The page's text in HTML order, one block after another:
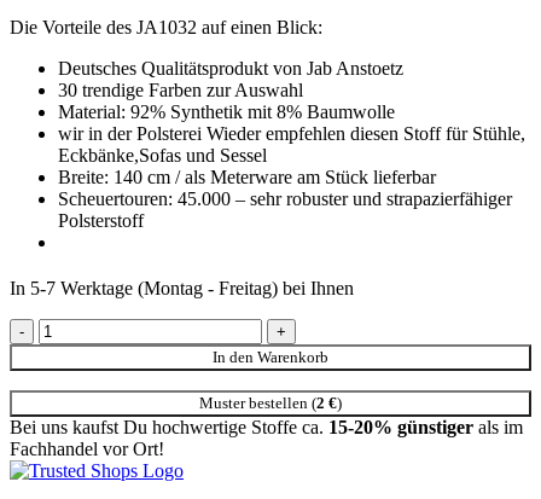
Die Vorteile des JA1032 auf einen Blick:
Deutsches Qualitätsprodukt von Jab Anstoetz
30 trendige Farben zur Auswahl
Material: 92% Synthetik mit 8% Baumwolle
wir in der Polsterei Wieder empfehlen diesen Stoff für Stühle,
Eckbänke,Sofas und Sessel
Breite: 140 cm / als Meterware am Stück lieferbar
Scheuertouren: 45.000 – sehr robuster und strapazierfähiger
Polsterstoff
In 5-7 Werktage (Montag - Freitag) bei Ihnen
JA1032-030 Louie Jab Anstoetz Möbelstoffe grob meliert mit
Fleckschutz grün MengeIn den Warenkorb
Muster bestellen (2 €)
Bei uns kaufst Du hochwertige Stoffe ca. 15-20% günstiger als im
Fachhandel vor Ort!